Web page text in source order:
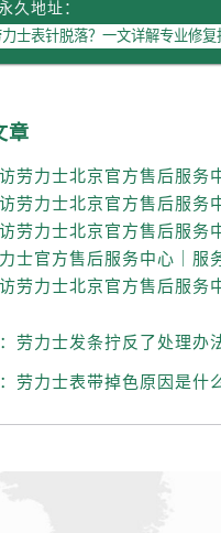
辽宁省辽阳市白塔
辽宁省沈阳市沈河
北京市朝阳区建国
北京市东城区东长
河北省保定市竞秀
内蒙古自治区巴彦
内蒙古自治区赤峰
内蒙古自治区鄂尔
久地址：
章
劳力士发条拧反了处理办
劳力士表带掉色原因是什